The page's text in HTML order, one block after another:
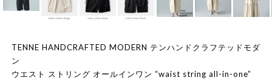
TENNE HANDCRAFTED MODERN テンハンドクラフテッドモダ
ン
ウエスト ストリング オールインワン “waist string all-in-one”